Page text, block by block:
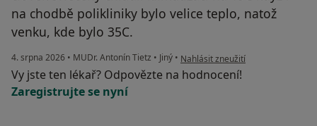
na chodbě polikliniky bylo velice teplo, natož
venku, kde bylo 35C.
4. srpna 2026 • MUDr. Antonín Tietz • Jiný • podle názoru uživatele NS
Nahlásit zneužití
Vy jste ten lékař? Odpovězte na hodnocení!
Zaregistrujte se nyní